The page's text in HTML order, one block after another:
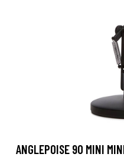
ANGLEPOISE 90 MINI